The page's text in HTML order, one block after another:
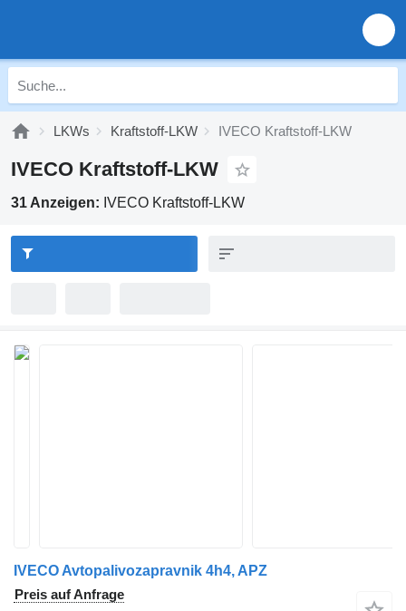
LKWs Kraftstoff-LKW IVECO Kraftstoff-LKW
IVECO Kraftstoff-LKW
31 Anzeigen: IVECO Kraftstoff-LKW
IVECO Avtopalivozapravnik 4h4, APZ
Preis auf Anfrage